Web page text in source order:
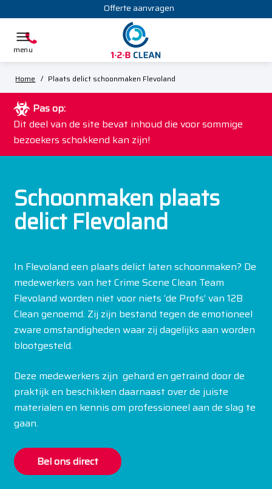
Offerte aanvragen
Home / Plaats delict schoonmaken Flevoland
Pas op:
Dit deel van de site bevat inhoud die voor sommige
bezoekers schokkend kan zijn!
Schoonmaken plaats
delict Flevoland
In Flevoland een plaats delict laten schoonmaken? De
medewerkers van het Crime Scene Clean Team
Flevoland worden niet voor niets ‘de Profs’ van 12B
Clean genoemd. Zij zijn bestand tegen de emotioneel
zware omstandigheden waar zij dagelijks aan worden
blootgesteld.
Deze medewerkers zijn gehard en getraind door de
praktijk en beschikken daarnaast over de juiste
materialen en kennis om professioneel aan de slag te
gaan.
Bel ons direct